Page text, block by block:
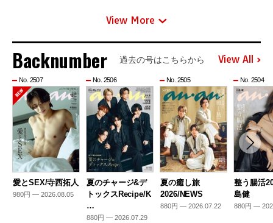
View More
Backnumber 過去の号はこちらから View All
No. 2507
愛とSEX/寺西拓人
980円 — 2026.08.05
No. 2506
夏のチャージ&デ
トックスRecipe/K
…
880円 — 2026.07.29
No. 2505
夏の癒し旅
2026/NEWS
880円 — 2026.07.22
No. 2504
整う腸活
島健
880円 —